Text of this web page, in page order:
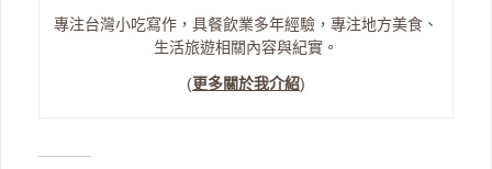
專注台灣小吃寫作，具餐飲業多年經驗，專注地方美食、
生活旅遊相關內容與紀實。
(更多關於我介紹)